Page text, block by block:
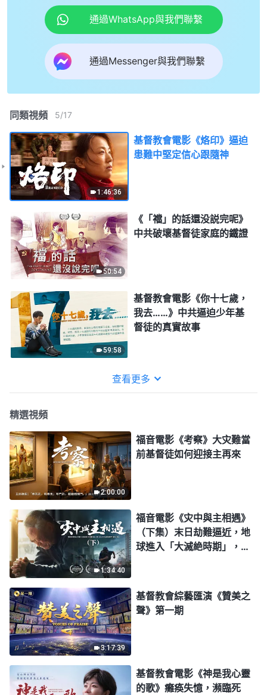
通過WhatsApp與我們聯繫
通過Messenger與我們聯繫
同類視頻 5/17
1:46:36
基督教會電影《烙印》逼迫
患難中堅定信心跟隨神
50:54
《「襠」的話還没説完呢》
中共破壞基督徒家庭的鐵證
59:58
基督教會電影《你十七歲，
我去……》中共逼迫少年基
督徒的真實故事
查看更多
精選視頻
2:00:00
福音電影《考察》大灾難當
前基督徒如何迎接主再來
1:34:40
福音電影《灾中與主相遇》
（下集）末日劫難逼近，地
球進入「大滅絶時期」，人
3:17:39
基督教會綜藝匯演《贊美之
聲》第一期
基督教會電影《神是我心靈
的歌》癱痪失憶，瀕臨死